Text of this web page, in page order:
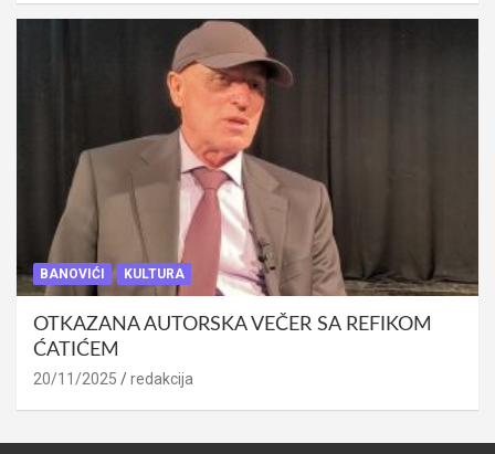
BANOVIĆI KULTURA
OTKAZANA AUTORSKA VEČER SA REFIKOM
ĆATIĆEM
20/11/2025 redakcija